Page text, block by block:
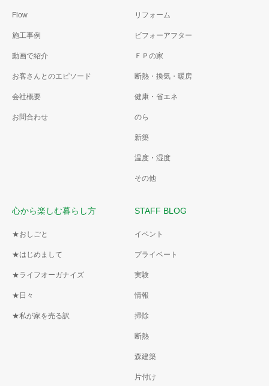
Flow
施工事例
動画で紹介
お客さんとのエピソード
会社概要
お問合わせ
リフォーム
ビフォーアフター
ＦＰの家
断熱・換気・暖房
健康・省エネ
のら
新築
温度・湿度
その他
心から楽しむ暮らし方
★おしごと
★はじめまして
★ライフオーガナイズ
★日々
★私が家を売る訳
STAFF BLOG
イベント
プライベート
実験
情報
掃除
断熱
森建築
片付け